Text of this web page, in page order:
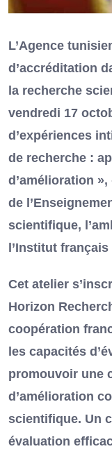
L’Agence
d’accréditation
la recherche
vendredi 17
d’expériences
de recherche :
d’amélioration
de
scientifique,
l’Institut français
Cet atelier
Horizon
coopération
les capacités
promouvoir une
d’amélioration
scientifique. Un
évaluation